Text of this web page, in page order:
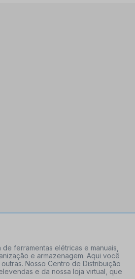
ferramentas elétricas e manuais,
e armazenagem. Aqui você
Nosso Centro de Distribuição
e da nossa loja virtual, que